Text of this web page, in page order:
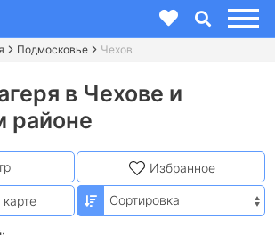
Подмосковье Чехов
в Чехове и
районе
Избранное